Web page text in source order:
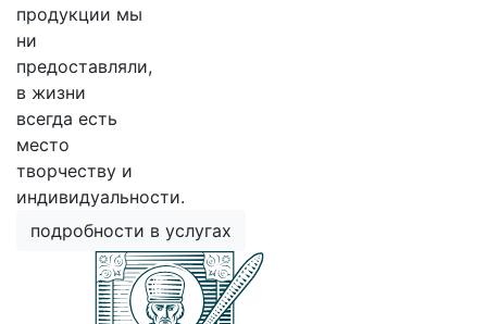
продукции мы
ни
предоставляли,
в жизни
всегда есть
место
творчеству и
индивидуальности.
подробности в услугах